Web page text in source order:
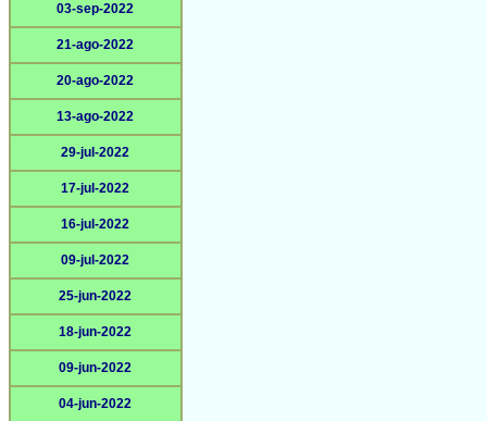
03-sep-2022
21-ago-2022
20-ago-2022
13-ago-2022
29-jul-2022
17-jul-2022
16-jul-2022
09-jul-2022
25-jun-2022
18-jun-2022
09-jun-2022
04-jun-2022